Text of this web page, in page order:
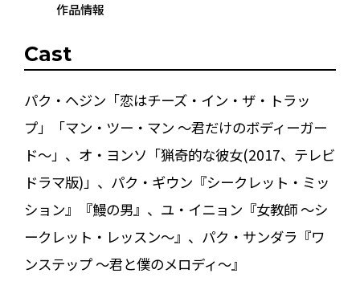
作品情報
Cast
パク・ヘジン「恋はチーズ・イン・ザ・トラッ
プ」「マン・ツー・マン ～君だけのボディーガー
ド～」、オ・ヨンソ「猟奇的な彼女(2017、テレビ
ドラマ版)」、パク・ギウン『シークレット・ミッ
ション』『鰻の男』、ユ・イニョン『女教師 ～シ
ークレット・レッスン～』、パク・サンダラ『ワ
ンステップ ～君と僕のメロディ～』